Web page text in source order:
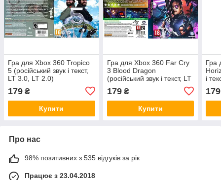
Гра для Xbox 360 Tropico
5 (російський звук і текст,
LT 3.0, LT 2.0)
179 ₴
Купити
Гра для Xbox 360 Far Cry
3 Blood Dragon
(російський звук і текст, LT
179₴
Купити
Гра
і
179
Про нас
98% позитивних з 535 відгуків за рік
Працює з 23.04.2018